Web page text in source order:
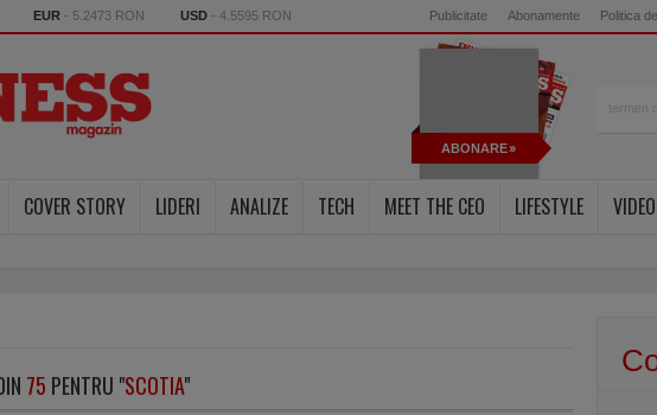
EUR - 5.2473 RON USD - 4.5595 RON Publicitate Abonamente Politica
ABONARE
COVER STORY LIDERI ANALIZE TECH MEET THE CEO LIFESTYLE VIDEO
75 PENTRU "SCOTIA"